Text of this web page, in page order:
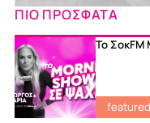
ΠΙΟ ΠΡΟΣΦΑΤΑ
Το ΣοκFM
featured